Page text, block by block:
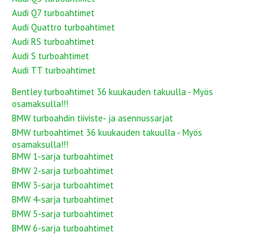
Audi Q7 turboahtimet
Audi Quattro turboahtimet
Audi RS turboahtimet
Audi S turboahtimet
Audi TT turboahtimet
Bentley turboahtimet 36 kuukauden takuulla - Myös
osamaksulla!!!
BMW turboahdin tiiviste- ja asennussarjat
BMW turboahtimet 36 kuukauden takuulla - Myös
osamaksulla!!!
BMW 1-sarja turboahtimet
BMW 2-sarja turboahtimet
BMW 3-sarja turboahtimet
BMW 4-sarja turboahtimet
BMW 5-sarja turboahtimet
BMW 6-sarja turboahtimet